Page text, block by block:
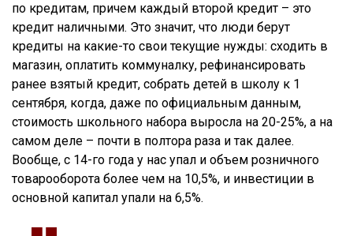
по кредитам, причем каждый второй кредит – это
кредит наличными. Это значит, что люди берут
кредиты на какие-то свои текущие нужды: сходить в
магазин, оплатить коммуналку, рефинансировать
ранее взятый кредит, собрать детей в школу к 1
сентября, когда, даже по официальным данным,
стоимость школьного набора выросла на 20-25%, а на
самом деле – почти в полтора раза и так далее.
Вообще, с 14-го года у нас упал и объем розничного
товарооборота более чем на 10,5%, и инвестиции в
основной капитал упали на 6,5%.